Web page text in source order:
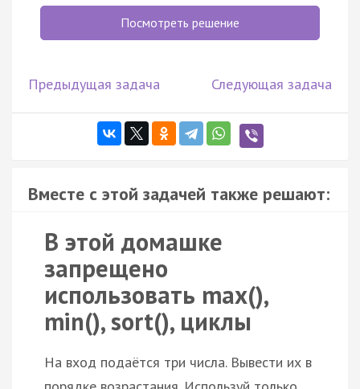
Посмотреть решение
Предыдущая задача Следующая задача
Вместе с этой задачей также решают:
В этой домашке
запрещено
использовать max(),
min(), sort(), циклы
На вход подаётся три числа. Вывести их в